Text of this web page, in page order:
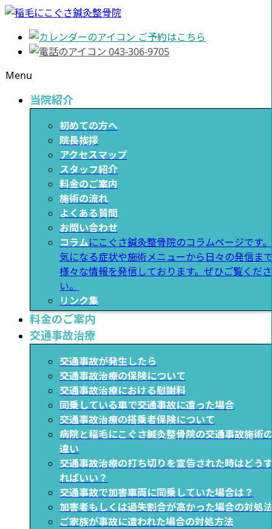
ご予約はこちら
043-306-9705
Menu
当院紹介
初めての方へ
院長挨拶
アクセスマップ
スタッフ紹介
料金のご案内
施術の流れ
よくある質問
お問い合わせ
コラムにこぐさ鍼灸整骨院のコラムページです。
気になる症状や施術メニューから日々の発信ま
様々な情報を発信しております。ぜひご覧くださ
い。
リンク集
料金のご案内
交通事故治療
交通事故が発生したら
交通事故治療の保険について
交通事故治療における慰謝料
同乗している車で交通事故に遭った場合
交通事故治療の搭乗者保険について
病院と稲毛にこぐさ鍼灸整骨院の交通事故施術
違い
交通事故治療の打ち切りを宣告された時はどう
ればいい？
交通事故で加害車両に同乗していた場合は？
加害者もしくは過失割合が高かった場合の対処
ご家族が事故に遭われた場合の対処方法